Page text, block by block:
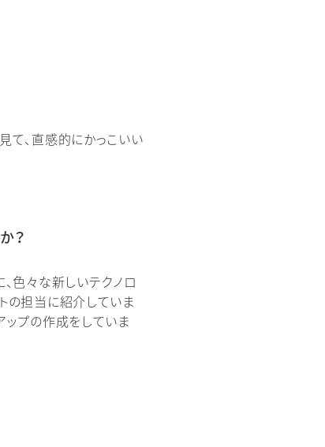
て、直感的にかっこいい
？
色々な新しいテクノロ
の担当に紹介していま
プの作成をしていま